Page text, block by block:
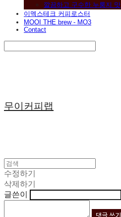
깔끔하고 구수한 누룽지 맛
이멕스테크 커피로스터
MOOI THE brew - MO3
Contact
무이커피랩
수정하기
삭제하기
글쓴이